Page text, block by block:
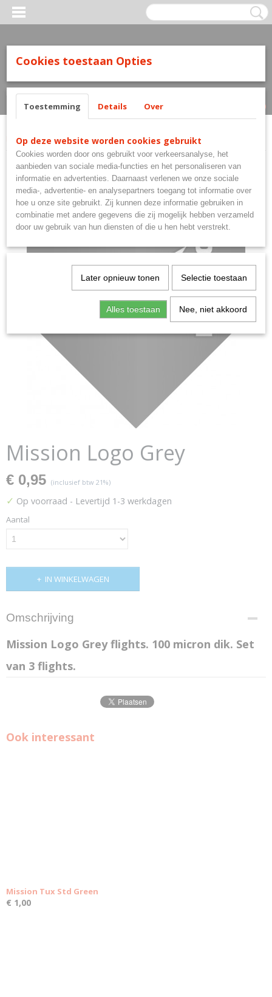
Inloggen Registreren
(0)
Home >Flights>Mission Flights>Mission Logo Grey
Mission Logo Grey
€ 0,95 (inclusief btw 21%)
✓ Op voorraad - Levertijd 1-3 werkdagen
Aantal
IN WINKELWAGEN
Omschrijving
Mission Logo Grey flights. 100 micron dik. Set
van 3 flights.
Ook interessant
Mission Tux Std Green
€ 1,00
Cookies toestaan Opties
Toestemming Details Over
Op deze website worden cookies gebruikt
Cookies worden door ons gebruikt voor verkeersanalyse, het
aanbieden van sociale media-functies en het personaliseren van
informatie en advertenties. Daarnaast verlenen we onze sociale
media-, advertentie- en analysepartners toegang tot informatie over
hoe u onze site gebruikt. Zij kunnen deze informatie gebruiken in
combinatie met andere gegevens die zij mogelijk hebben verzameld
door uw gebruik van hun diensten of die u hen hebt verstrekt.
Later opnieuw tonen Selectie toestaan
Alles toestaan Nee, niet akkoord